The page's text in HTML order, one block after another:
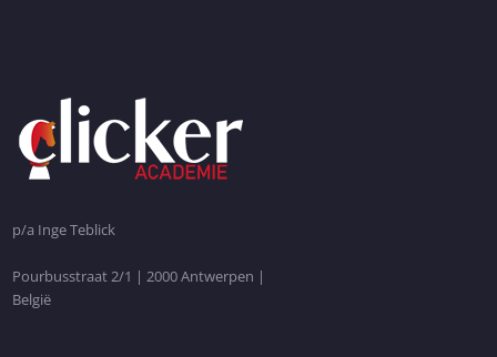
p/a Inge Teblick
Pourbusstraat 2/1 | 2000 Antwerpen |
België